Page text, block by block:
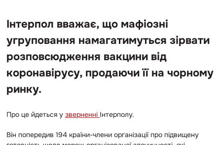
Інтерпол вважає, що мафіозні
угруповання намагатимуться зірвати
розповсюдження вакцини від
коронавірусу, продаючи її на чорному
ринку.
Про це йдеться у зверненні Інтерполу.
Він попередив 194 країни-члени організації про підвищену